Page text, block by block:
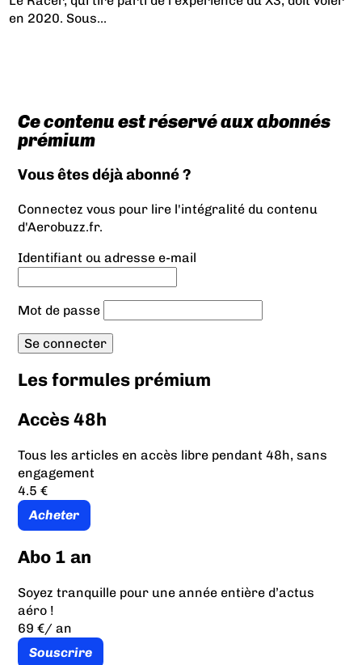
en 2020. Sous...
Ce contenu est réservé aux abonnés
prémium
Vous êtes déjà abonné ?
Connectez vous pour lire l'intégralité du contenu
d'Aerobuzz.fr.
Identifiant ou adresse e-mail
Mot de passe
Les formules prémium
Accès 48h
Tous les articles en accès libre pendant 48h, sans
engagement
4.5 €
Acheter
Abo 1 an
Soyez tranquille pour une année entière d’actus
aéro !
69 €/ an
Souscrire